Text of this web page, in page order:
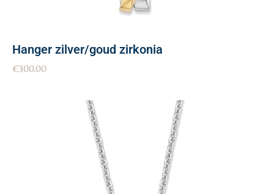
Hanger zilver/goud zirkonia
€300.00